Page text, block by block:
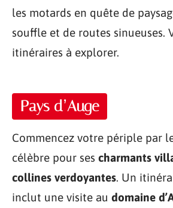
les motards en quête de
souffle et de routes sinueuses.
itinéraires à explorer.
Pays d’Auge
Commencez votre périple par
célèbre pour ses charmants
collines verdoyantes. Un
inclut une visite au domaine